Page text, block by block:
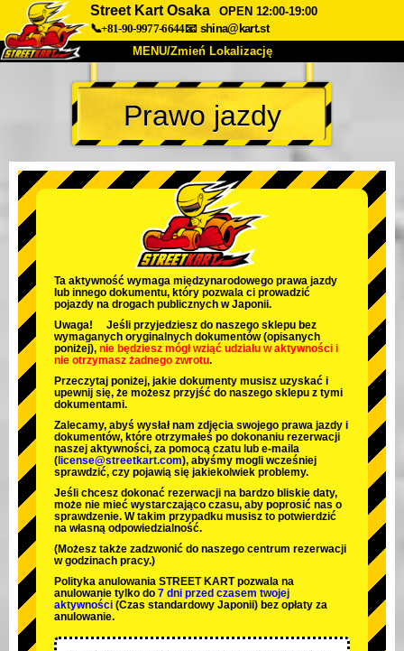
Street Kart Osaka
OPEN 12:00-19:00
📞+81-90-9977-6644📧 shina@kart.st
MENU/Zmień Lokalizację
TOP
O nas Specyfikacja Cena
Firma Rezerwacja
Zmień Lokalizację
Tokyo Shinagawa
Tokyo Akihabara#2
Tokyo Shibuya Annex
Tokyo Asakusa Osaka
Okinawa
Prawo jazdy
Ta aktywność wymaga międzynarodowego prawa jazdy
lub innego dokumentu, który pozwala ci prowadzić
pojazdy na drogach publicznych w Japonii.
Uwaga! Jeśli przyjedziesz do naszego sklepu bez
wymaganych oryginalnych dokumentów (opisanych
poniżej), nie będziesz mógł wziąć udziału w aktywności i
nie otrzymasz żadnego zwrotu.
Przeczytaj poniżej, jakie dokumenty musisz uzyskać i
upewnij się, że możesz przyjść do naszego sklepu z tymi
dokumentami.
Zalecamy, abyś wysłał nam zdjęcia swojego prawa jazdy i
dokumentów, które otrzymałeś po dokonaniu rezerwacji
naszej aktywności, za pomocą czatu lub e-maila
( license@streetkart.com), abyśmy mogli wcześniej
sprawdzić, czy pojawią się jakiekolwiek problemy.
Jeśli chcesz dokonać rezerwacji na bardzo bliskie daty,
może nie mieć wystarczająco czasu, aby poprosić nas o
sprawdzenie. W takim przypadku musisz to potwierdzić
na własną odpowiedzialność.
(Możesz także zadzwonić do naszego centrum rezerwacji
w godzinach pracy.)
Polityka anulowania STREET KART pozwala na
anulowanie tylko do 7 dni przed czasem twojej
aktywności (Czas standardowy Japonii) bez opłaty za
anulowanie.